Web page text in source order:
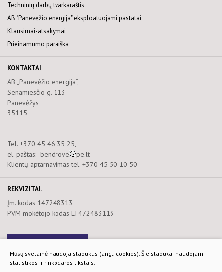
Techninių darbų tvarkaraštis
AB "Panevėžio energija" eksploatuojami pastatai
Klausimai-atsakymai
Prieinamumo paraiška
KONTAKTAI
AB „Panevėžio energija“,
Senamiesčio g. 113
Panevėžys
35115
Tel. +370 45 46 35 25,
el. paštas: bendrove
pe.lt
Klientų aptarnavimas tel. +370 45 50 10 50
REKVIZITAI.
Įm. kodas 147248313
PVM mokėtojo kodas LT472483113
Mūsų svetainė naudoja slapukus (angl. cookies). Šie slapukai naudojami
statistikos ir rinkodaros tikslais.